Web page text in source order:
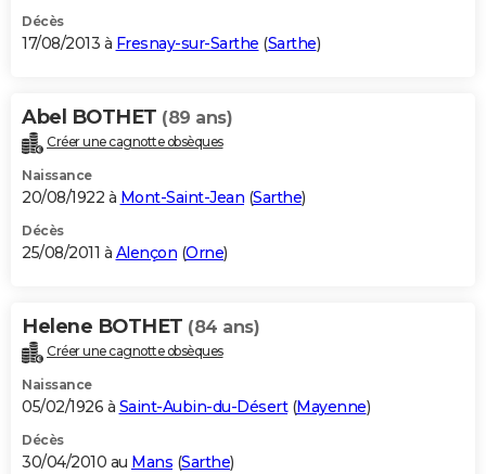
Décès
17/08/2013 à Fresnay-sur-Sarthe (Sarthe)
Abel BOTHET (89 ans)
Créer une cagnotte obsèques
Naissance
20/08/1922 à Mont-Saint-Jean (Sarthe)
Décès
25/08/2011 à Alençon (Orne)
Helene BOTHET (84 ans)
Créer une cagnotte obsèques
Naissance
05/02/1926 à Saint-Aubin-du-Désert(Mayenne)
Décès
30/04/2010 au Mans (Sarthe)